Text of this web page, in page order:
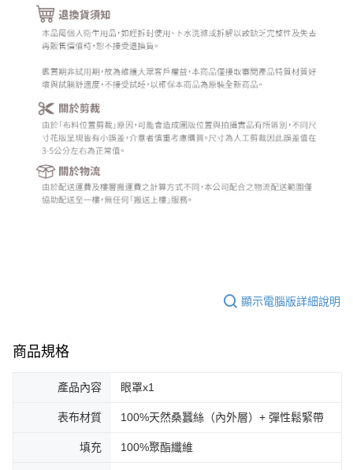
顯示電腦版詳細說明
商品規格
產品內容 眼罩x1
表布材質 100%天然桑蠶絲（內外層）+ 彈性鬆緊帶
填充 100%聚酯纖維